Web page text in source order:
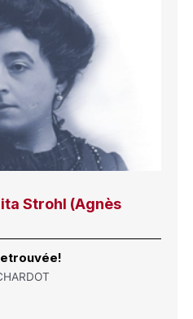
Strohl (Agnès